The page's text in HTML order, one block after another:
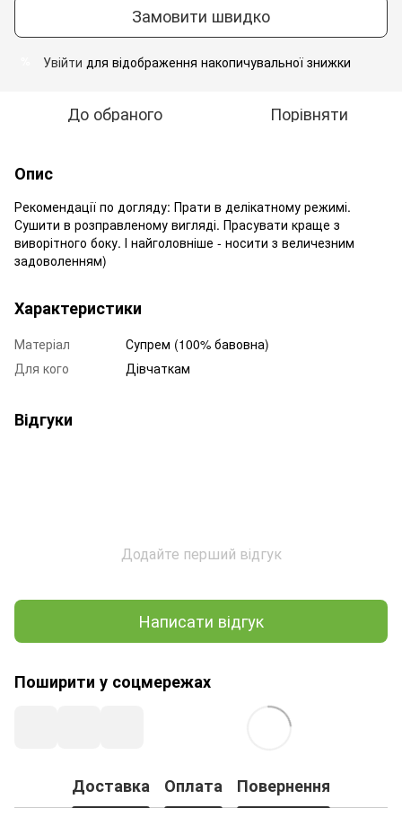
Замовити швидко
Увійти для відображення накопичувальної знижки
До обраного Порівняти
Опис
Рекомендації по догляду: Прати в делікатному режимі.
Сушити в розправленому вигляді. Прасувати краще з
виворітного боку. І найголовніше - носити з величезним
задоволенням)
Характеристики
Матеріал
Супрем (100% бавовна)
Для кого
Дівчаткам
Відгуки
Додайте перший відгук
Написати відгук
Поширити у соцмережах
Доставка Оплата Повернення